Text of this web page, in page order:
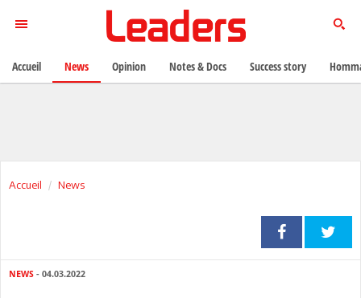
Accueil News
NEWS - 04.03.2022
Accueil News Opinion Notes & Docs Success story